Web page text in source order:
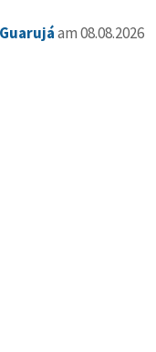
Guarujáam 08.08.2026